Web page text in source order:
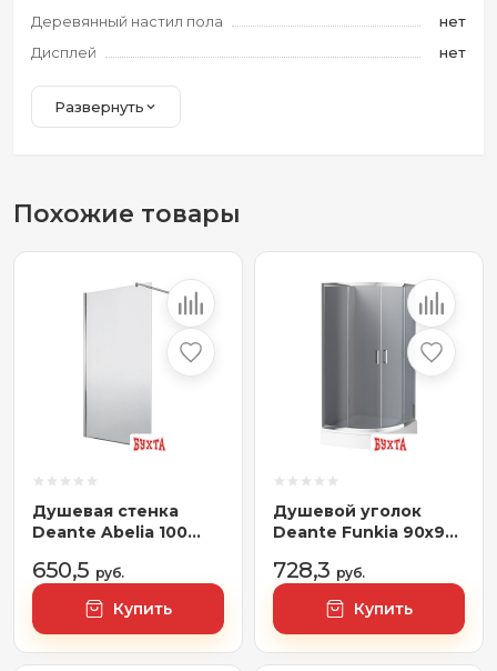
Деревянный настил пола
нет
Дисплей
нет
Развернуть
Похожие товары
Душевая стенка
Deante Abelia 100
прозрачное)
650,5 руб.
Купить
Душевой уголок
Deante Funkia 90x90
графитовое)
728,3 руб.
Купить